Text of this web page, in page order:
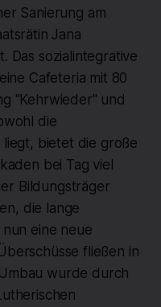
Sanierung am
Jana
Das sozialintegrative
Cafeteria mit 80
"Kehrwieder" und
die
liegt, bietet die große
bei Tag viel
Bildungsträger
die lange
eine neue
fließen in
wurde durch